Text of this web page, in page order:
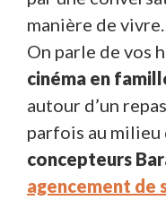
manière de vivre.
On parle de vos
cinéma en
autour d’un
parfois au milieu
concepteurs
agencement de